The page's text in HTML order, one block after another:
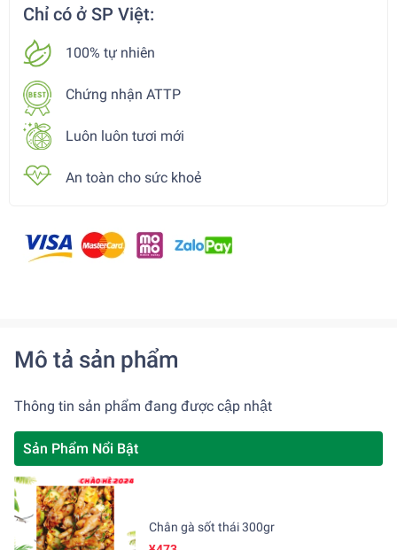
Chỉ có ở SP Việt:
100% tự nhiên
Chứng nhận ATTP
Luôn luôn tươi mới
An toàn cho sức khoẻ
Mô tả sản phẩm
Thông tin sản phẩm đang được cập nhật
Sản Phẩm Nổi Bật
Chân gà sốt thái 300gr